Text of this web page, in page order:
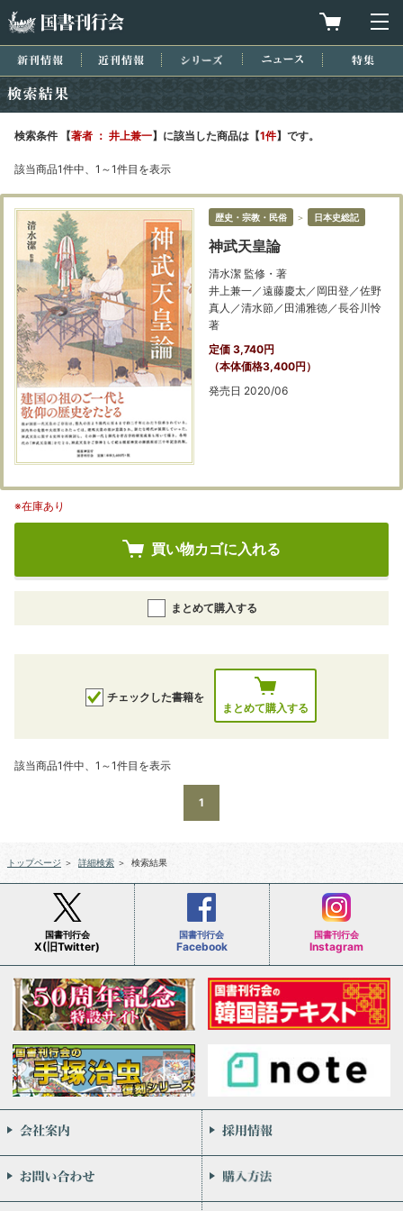
買物カゴを
新刊情報 近刊情報 シリーズ ニュース
検索条件 【著者 ： 井上兼一】に該当した商品は【1件】です。
該当商品1件中、1～1件目を表示
歴史・宗教・民俗 ＞ 日本史総記
神武天皇論
清水潔 監修・著
井上兼一／遠藤慶太／岡田登／佐野
真人／清水節／田浦雅徳／長谷川怜
著
定価 3,740円
（本体価格3,400円）
発売日 2020/06
※在庫あり
買い物カゴに入れる
まとめて購入する
チェックした書籍を
まとめて購入する
該当商品1件中、1～1件目を表示
1
トップページ ＞ 詳細検索 ＞ 検索結果
国書刊行会
X(旧Twitter)
国書刊行会
Facebook
国書刊行会
Instagram
会社案内
お問い合わせ